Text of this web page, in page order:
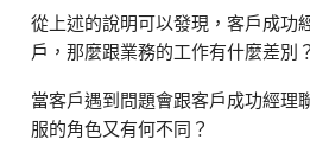
從上述的說明可以發現，客戶成功
戶，那麼跟業務的工作有什麼差別？
當客戶遇到問題會跟客戶成功經理
服的角色又有何不同？